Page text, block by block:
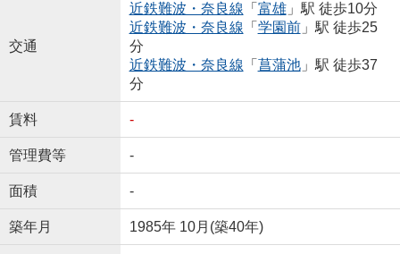
交通
近鉄難波・奈良線 「 富雄」駅 徒歩10分
近鉄難波・奈良線 「 学園前」駅 徒歩25
分
近鉄難波・奈良線 「 菖蒲池」駅 徒歩37
分
賃料 -
管理費等 -
面積 -
築年月 1985年 10月(築40年)